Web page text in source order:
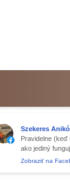
Szekeres Anikó
Pravidelne
ako jediný
Zobraziť na